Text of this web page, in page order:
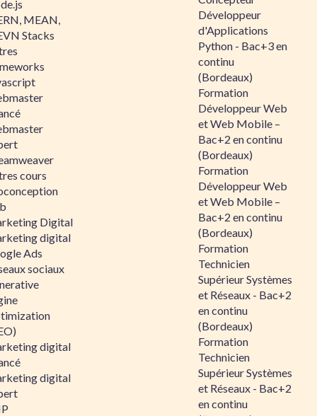
MEAN,
Stacks
cours
Digital
digital
Ads
sociaux
digital
digital
Développeur
d'Applications
Python - Bac+3 en
continu
(Bordeaux)
Formation
Développeur Web
et Web Mobile –
Bac+2 en continu
(Bordeaux)
Formation
Développeur Web
et Web Mobile –
Bac+2 en continu
(Bordeaux)
Formation
Technicien
Supérieur Systèmes
et Réseaux - Bac+2
en continu
(Bordeaux)
Formation
Technicien
Supérieur Systèmes
et Réseaux - Bac+2
en continu